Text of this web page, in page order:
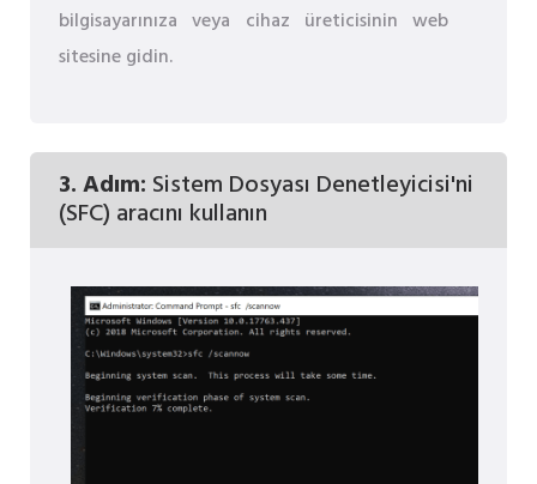
bilgisayarınıza veya cihaz üreticisinin web
sitesine gidin.
3. Adım: Sistem Dosyası Denetleyicisi'ni
(SFC) aracını kullanın